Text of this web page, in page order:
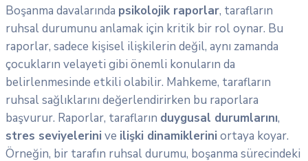
Boşanma davalarında psikolojik raporlar, tarafların
ruhsal durumunu anlamak için kritik bir rol oynar. Bu
raporlar, sadece kişisel ilişkilerin değil, aynı zamanda
çocukların velayeti gibi önemli konuların da
belirlenmesinde etkili olabilir. Mahkeme, tarafların
ruhsal sağlıklarını değerlendirirken bu raporlara
başvurur. Raporlar, tarafların duygusal durumlarını,
stres seviyelerini ve ilişki dinamiklerini ortaya koyar.
Örneğin, bir tarafın ruhsal durumu, boşanma sürecindeki